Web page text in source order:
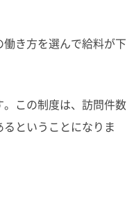
き方を選んで給料が下
この制度は、訪問件数
ということになりま